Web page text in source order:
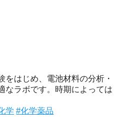
をはじめ、電池材料の分析・
なラボです。時期によっては
学 #化学薬品